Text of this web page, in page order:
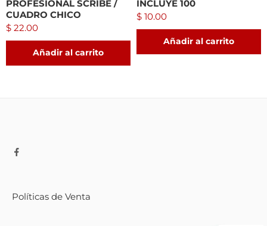
PROFESIONAL SCRIBE /
CUADRO CHICO
$ 22.00
Añadir al carrito
INCLUYE 100
$ 10.00
Añadir al carrito
Políticas de Venta